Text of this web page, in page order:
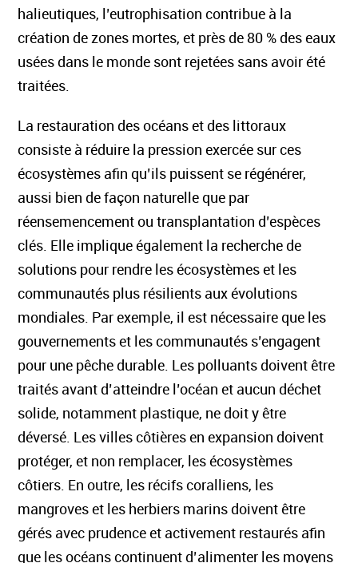
halieutiques, l’eutrophisation contribue à la
création de zones mortes, et près de 80 % des eaux
usées dans le monde sont rejetées sans avoir été
traitées.
La restauration des océans et des littoraux
consiste à réduire la pression exercée sur ces
écosystèmes afin qu’ils puissent se régénérer,
aussi bien de façon naturelle que par
réensemencement ou transplantation d’espèces
clés. Elle implique également la recherche de
solutions pour rendre les écosystèmes et les
communautés plus résilients aux évolutions
mondiales. Par exemple, il est nécessaire que les
gouvernements et les communautés s’engagent
pour une pêche durable. Les polluants doivent être
traités avant d’atteindre l’océan et aucun déchet
solide, notamment plastique, ne doit y être
déversé. Les villes côtières en expansion doivent
protéger, et non remplacer, les écosystèmes
côtiers. En outre, les récifs coralliens, les
mangroves et les herbiers marins doivent être
gérés avec prudence et activement restaurés afin
que les océans continuent d’alimenter les moyens